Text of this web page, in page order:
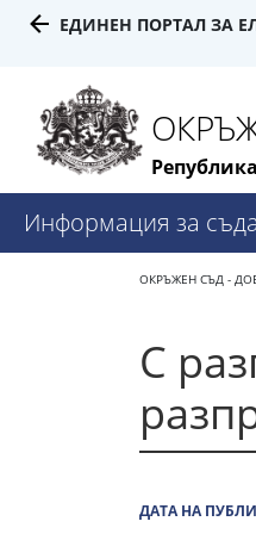
ЕДИНЕН ПОРТАЛ ЗА
Информация за съда
ОКРЪЖЕН СЪД -
С
ДАТА НА